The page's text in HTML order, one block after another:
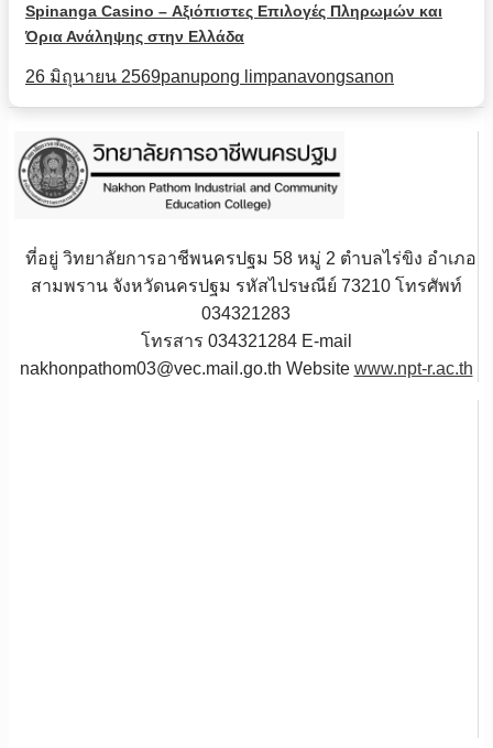
Spinanga Casino – Αξιόπιστες Επιλογές Πληρωμών και
Όρια Ανάληψης στην Ελλάδα
26 มิถุนายน 2569panupong limpanavongsanon
ที่อยู่ วิทยาลัยการอาชีพนครปฐม 58 หมู่ 2 ตำบลไร่ขิง อำเภอ
สามพราน จังหวัดนครปฐม รหัสไปรษณีย์ 73210 โทรศัพท์
034321283
โทรสาร 034321284 E-mail
nakhonpathom03@vec.mail.go.th Website www.npt-r.ac.th